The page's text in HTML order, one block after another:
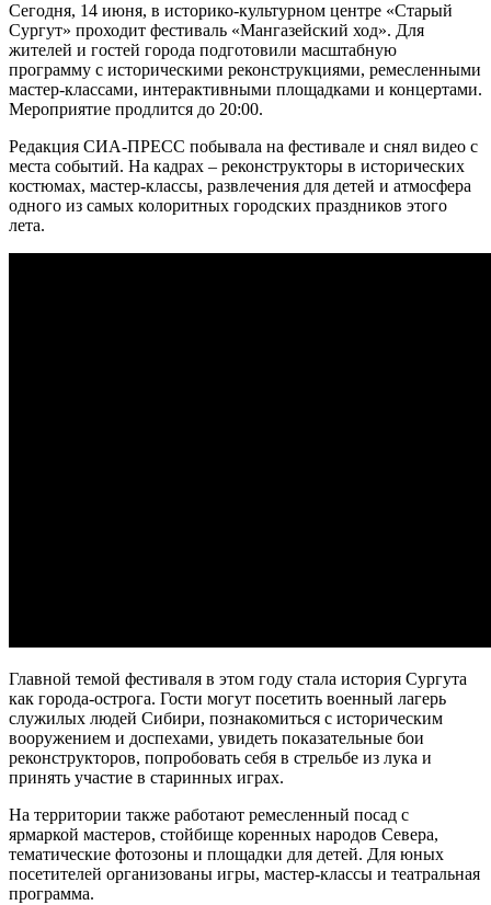
Сегодня, 14 июня, в историко-культурном центре «Старый
Сургут» проходит фестиваль «Мангазейский ход». Для
жителей и гостей города подготовили масштабную
программу с историческими реконструкциями, ремесленными
мастер-классами, интерактивными площадками и концертами.
Мероприятие продлится до 20:00.
Редакция СИА-ПРЕСС побывала на фестивале и снял видео с
места событий. На кадрах – реконструкторы в исторических
костюмах, мастер-классы, развлечения для детей и атмосфера
одного из самых колоритных городских праздников этого
лета.
Главной темой фестиваля в этом году стала история Сургута
как города-острога. Гости могут посетить военный лагерь
служилых людей Сибири, познакомиться с историческим
вооружением и доспехами, увидеть показательные бои
реконструкторов, попробовать себя в стрельбе из лука и
принять участие в старинных играх.
На территории также работают ремесленный посад с
ярмаркой мастеров, стойбище коренных народов Севера,
тематические фотозоны и площадки для детей. Для юных
посетителей организованы игры, мастер-классы и театральная
программа.